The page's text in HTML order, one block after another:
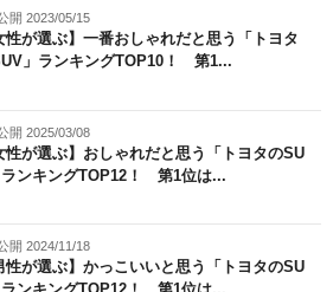
開 2023/05/15
性が選ぶ】一番おしゃれだと思う「トヨタ
」ランキングTOP10！ 第1...
開 2025/03/08
性が選ぶ】おしゃれだと思う「トヨタのSU
ンキングTOP12！ 第1位は...
開 2024/11/18
性が選ぶ】かっこいいと思う「トヨタのSU